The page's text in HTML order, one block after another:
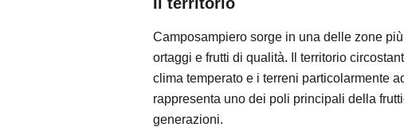
Camposampiero sorge in una delle zone
ortaggi e frutti di qualità. Il territorio
clima temperato e i terreni particolarmente
rappresenta uno dei poli principali della
generazioni.